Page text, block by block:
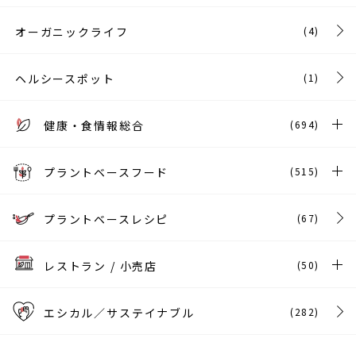
オーガニックライフ (4)
ヘルシースポット (1)
健康・食情報総合 (694)
プラントベースフード (515)
プラントベースレシピ (67)
レストラン / 小売店 (50)
エシカル／サステイナブル (282)